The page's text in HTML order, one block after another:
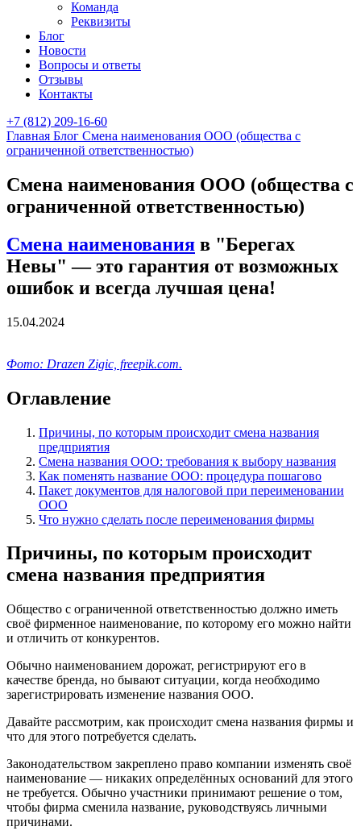
Команда
Реквизиты
Блог
Новости
Вопросы и ответы
Отзывы
Контакты
+7 (812) 209-16-60
Главная Блог Смена наименования ООО (общества с
ограниченной ответственностью)
Смена наименования ООО (общества с
ограниченной ответственностью)
Смена наименования в "Берегах
Невы" — это гарантия от возможных
ошибок и всегда лучшая цена!
15.04.2024
Фото: Drazen Zigic, freepik.com.
Оглавление
Причины, по которым происходит смена названия
предприятия
Смена названия ООО: требования к выбору названия
Как поменять название ООО: процедура пошагово
Пакет документов для налоговой при переименовании
ООО
Что нужно сделать после переименования фирмы
Причины, по которым происходит
смена названия предприятия
Общество с ограниченной ответственностью должно иметь
своё фирменное наименование, по которому его можно найти
и отличить от конкурентов.
Обычно наименованием дорожат, регистрируют его в
качестве бренда, но бывают ситуации, когда необходимо
зарегистрировать изменение названия ООО.
Давайте рассмотрим, как происходит смена названия фирмы и
что для этого потребуется сделать.
Законодательством закреплено право компании изменять своё
наименование — никаких определённых оснований для этого
не требуется. Обычно участники принимают решение о том,
чтобы фирма сменила название, руководствуясь личными
причинами.